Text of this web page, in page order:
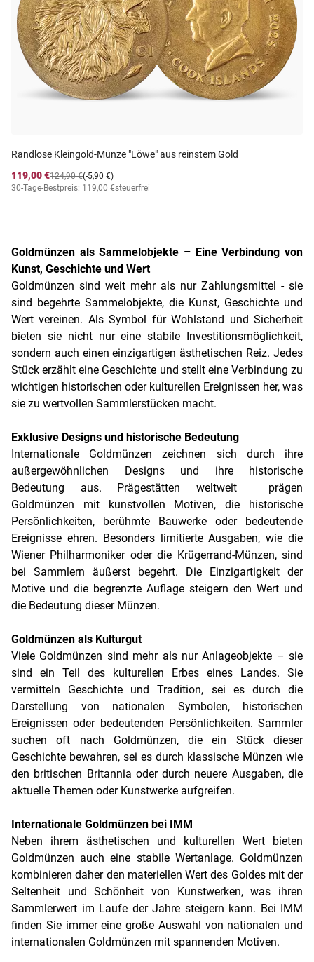
Randlose Kleingold-Münze "Löwe" aus reinstem Gold
119,00 €
(-5,90 €)
124,90 €
30-Tage-Bestpreis: 119,00 €steuerfrei
Goldmünzen als Sammelobjekte – Eine Verbindung von
Kunst, Geschichte und Wert
Goldmünzen sind weit mehr als nur Zahlungsmittel - sie
sind begehrte Sammelobjekte, die Kunst, Geschichte und
Wert vereinen. Als Symbol für Wohlstand und Sicherheit
bieten sie nicht nur eine stabile Investitionsmöglichkeit,
sondern auch einen einzigartigen ästhetischen Reiz. Jedes
Stück erzählt eine Geschichte und stellt eine Verbindung zu
wichtigen historischen oder kulturellen Ereignissen her, was
sie zu wertvollen Sammlerstücken macht.
Exklusive Designs und historische Bedeutung
Internationale Goldmünzen zeichnen sich durch ihre
außergewöhnlichen Designs und ihre historische
Bedeutung aus. Prägestätten weltweit prägen
Goldmünzen mit kunstvollen Motiven, die historische
Persönlichkeiten, berühmte Bauwerke oder bedeutende
Ereignisse ehren. Besonders limitierte Ausgaben, wie die
Wiener Philharmoniker oder die Krügerrand-Münzen, sind
bei Sammlern äußerst begehrt. Die Einzigartigkeit der
Motive und die begrenzte Auflage steigern den Wert und
die Bedeutung dieser Münzen.
Goldmünzen als Kulturgut
Viele Goldmünzen sind mehr als nur Anlageobjekte – sie
sind ein Teil des kulturellen Erbes eines Landes. Sie
vermitteln Geschichte und Tradition, sei es durch die
Darstellung von nationalen Symbolen, historischen
Ereignissen oder bedeutenden Persönlichkeiten. Sammler
suchen oft nach Goldmünzen, die ein Stück dieser
Geschichte bewahren, sei es durch klassische Münzen wie
den britischen Britannia oder durch neuere Ausgaben, die
aktuelle Themen oder Kunstwerke aufgreifen.
Internationale Goldmünzen bei IMM
Neben ihrem ästhetischen und kulturellen Wert bieten
Goldmünzen auch eine stabile Wertanlage. Goldmünzen
kombinieren daher den materiellen Wert des Goldes mit der
Seltenheit und Schönheit von Kunstwerken, was ihren
Sammlerwert im Laufe der Jahre steigern kann. Bei IMM
finden Sie immer eine große Auswahl von nationalen und
internationalen Goldmünzen mit spannenden Motiven.